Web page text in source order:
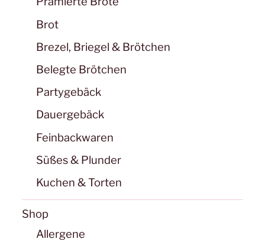
Brot
Brezel, Briegel & Brötchen
Belegte Brötchen
Partygebäck
Dauergebäck
Feinbackwaren
Süßes & Plunder
Kuchen & Torten
Shop
Allergene